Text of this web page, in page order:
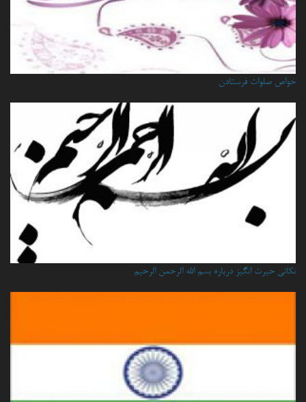
خواص صلوات فرستادن
نكاتي حيرت انگيز درباره بسم الله الرحمن الرحيم